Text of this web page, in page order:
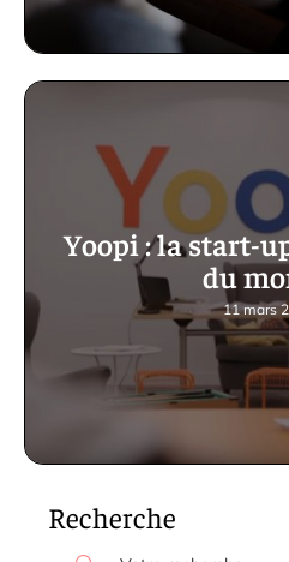
Yoopi : la start-
du
11 mars
Recherche